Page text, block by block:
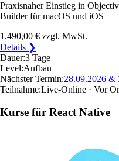
Praxisnaher Einstieg in
Builder für macOS und iOS
1.490,00 € zzgl. MwSt.
Details ❯
Dauer:3 Tage
Level:Aufbau
Nächster Termin:28.09.2026 &
Teilnahme:Live-Online · Vor
Kurse für React Native